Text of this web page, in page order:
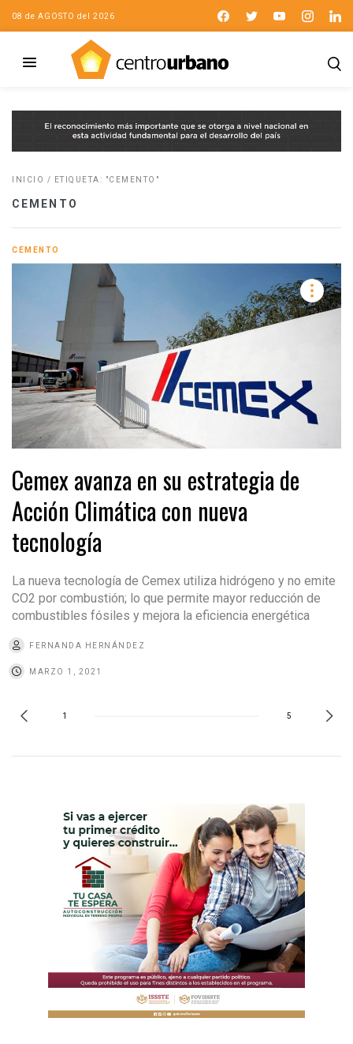
08 de AGOSTO del 2026
INICIO / ETIQUETA: "CEMENTO"
CEMENTO
CEMENTO
Cemex avanza en su estrategia de
Acción Climática con nueva
tecnología
La nueva tecnología de Cemex utiliza hidrógeno y no emite
CO2 por combustión; lo que permite mayor reducción de
combustibles fósiles y mejora la eficiencia energética
FERNANDA HERNÁNDEZ
MARZO 1, 2021
1 5